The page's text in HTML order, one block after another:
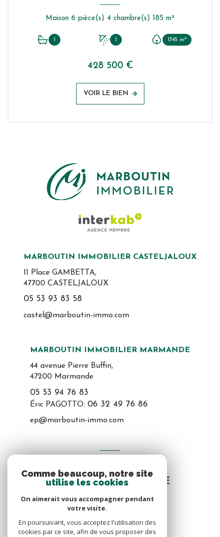
Maison 6 pièce(s) 4 chambre(s) 185 m²
1 1 1745 m²
428 500 €
VOIR LE BIEN
MARBOUTIN IMMOBILIER CASTELJALOUX
11 Place GAMBETTA,
47700 CASTELJALOUX
05 53 93 83 58
castel@marboutin-immo.com
MARBOUTIN IMMOBILIER MARMANDE
44 avenue Pierre Buffin,
47200 Marmande
05 53 94 76 83
Éric PAGOTTO: 06 32 49 76 86
ep@marboutin-immo.com
ESPACE PROPRIÉTAIRE
Comme beaucoup, notre site
utilise les cookies
On aimerait vous accompagner pendant
votre visite.
En poursuivant, vous acceptez l'utilisation des
cookies par ce site, afin de vous proposer des